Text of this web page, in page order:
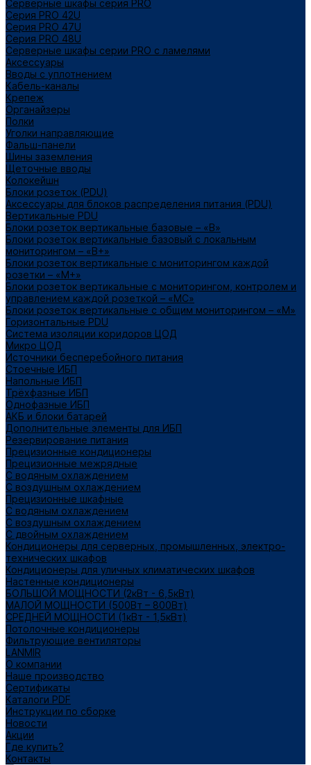
Серверные шкафы серия PRO
Серия PRO 42U
Серия PRO 47U
Серия PRO 48U
Серверные шкафы серии PRO с ламелями
Аксессуары
Вводы с уплотнением
Кабель-каналы
Крепеж
Органайзеры
Полки
Уголки направляющие
Фальш-панели
Шины заземления
Щеточные вводы
Колокейшн
Блоки розеток (PDU)
Аксессуары для блоков распределения питания (PDU)
Вертикальные PDU
Блоки розеток вертикальные базовые – «В»
Блоки розеток вертикальные базовый с локальным
мониторингом – «В+»
Блоки розеток вертикальные с мониторингом каждой
розетки – «М+»
Блоки розеток вертикальные с мониторингом, контролем и
управлением каждой розеткой – «МС»
Блоки розеток вертикальные с общим мониторингом – «М»
Горизонтальные PDU
Система изоляции коридоров ЦОД
Микро ЦОД
Источники бесперебойного питания
Стоечные ИБП
Напольные ИБП
Трёхфазные ИБП
Однофазные ИБП
АКБ и блоки батарей
Дополнительные элементы для ИБП
Резервирование питания
Прецизионные кондиционеры
Прецизионные межрядные
С водяным охлаждением
С воздушным охлаждением
Прецизионные шкафные
С водяным охлаждением
С воздушным охлаждением
С двойным охлаждением
Кондиционеры для серверных, промышленных, электро-
технических шкафов
Кондиционеры для уличных климатических шкафов
Настенные кондиционеры
БОЛЬШОЙ МОЩНОСТИ (2кВт - 6,5кВт)
МАЛОЙ МОЩНОСТИ (500Вт – 800Вт)
СРЕДНЕЙ МОЩНОСТИ (1кВт - 1,5кВт)
Потолочные кондиционеры
Фильтрующие вентиляторы
LANMIR
О компании
Наше производство
Сертификаты
Каталоги PDF
Инструкции по сборке
Новости
Акции
Где купить?
Контакты